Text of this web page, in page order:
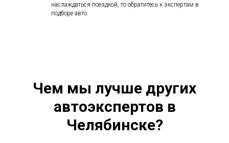
наслаждаться поездкой, то обратитесь к экспертам в
подборе авто.
Чем мы лучше других
автоэкспертов в
Челябинске?